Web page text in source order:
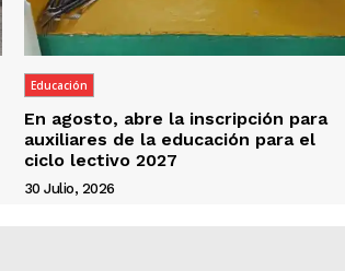
Educación
En agosto, abre la inscripción para
auxiliares de la educación para el
ciclo lectivo 2027
30 Julio, 2026